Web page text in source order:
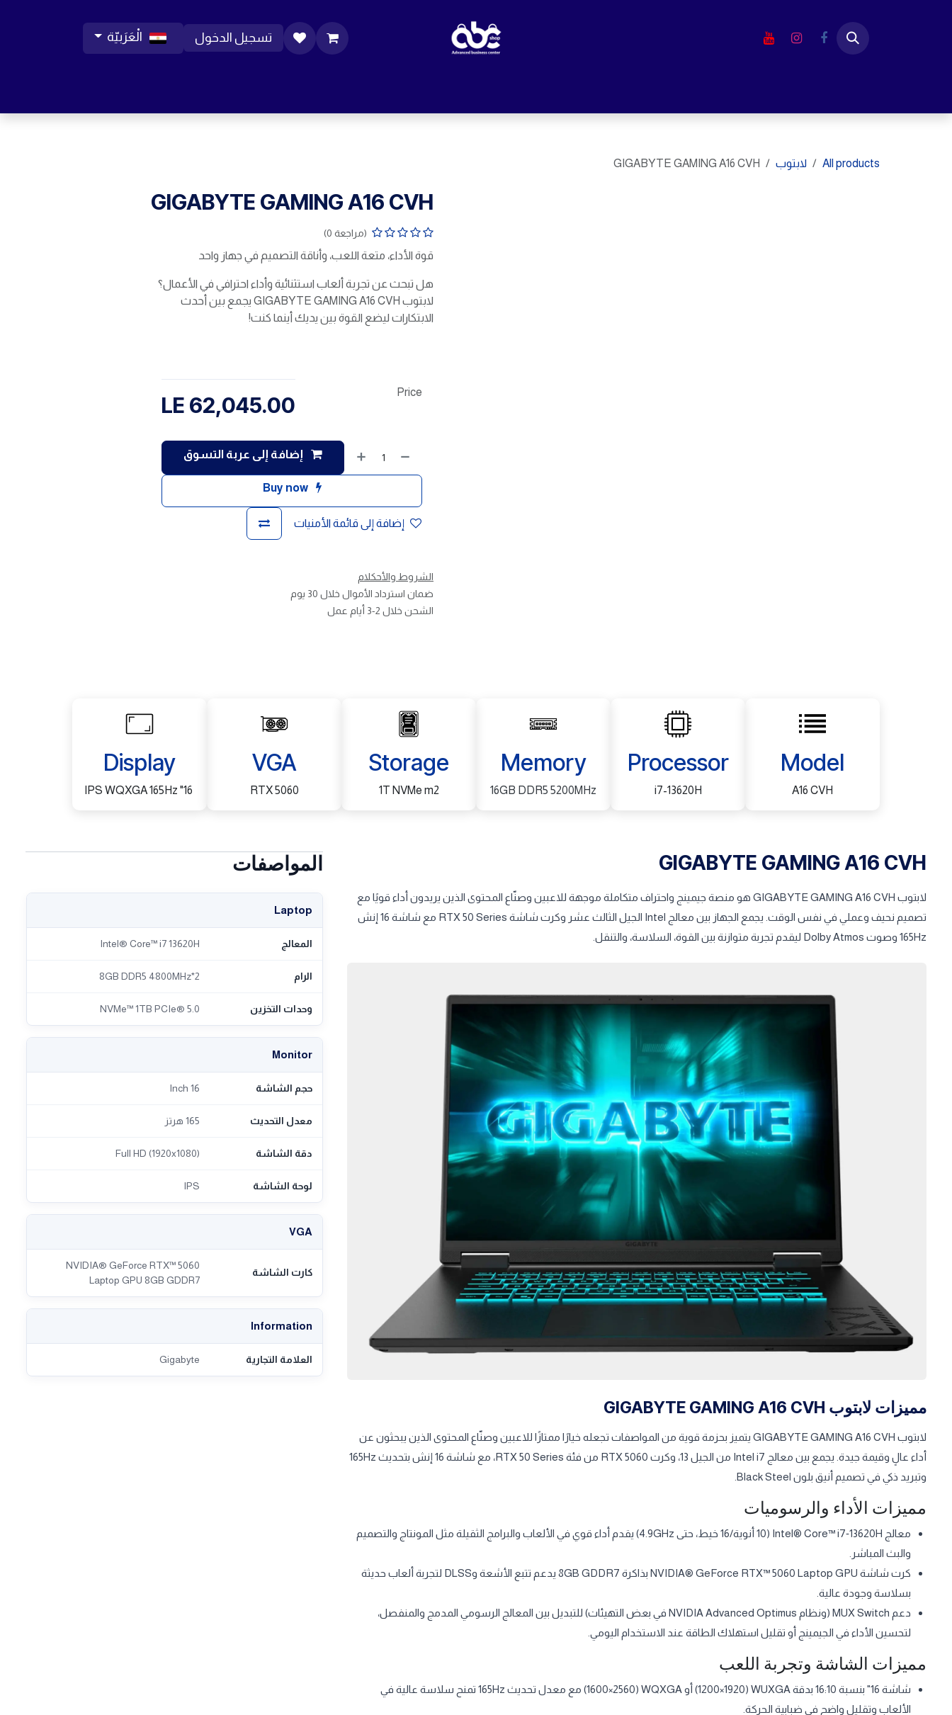
تسجيل الدخول الْعَرَبيّة
All products لابتوب GIGABYTE GAMING A16 CVH
GIGABYTE GAMING A16 CVH
(مراجعة 0)
قوة الأداء، متعة اللعب، وأناقة التصميم في جهاز واحد
هل تبحث عن تجربة ألعاب استثنائية وأداء احترافي في الأعمال؟
لابتوب GIGABYTE GAMING A16 CVH يجمع بين أحدث
الابتكارات ليضع القوة بين يديك أينما كنت!
إضافة إلى عربة التسوق
Buy now
إضافة إلى قائمة الأمنيات
Price
62,045.00
الشروط والأحكلام
ضمان استرداد الأموال خلال 30 يوم
الشحن خلال 2-3 أيام عمل
Model
A16 CVH
Processor
i7-13620H
Memory
16GB DDR5 5200MHz
Storage
1T NVMe m2
VGA
RTX 5060
Display
GIGABYTE GAMING A16 CVH
لابتوب GIGABYTE GAMING A16 CVH هو منصة جيمينج واحتراف متكاملة موجهة للاعبين وصنّاع المحتوى الذين يريدون أداء قويًا مع
تصميم نحيف وعملي في نفس الوقت. يجمع الجهاز بين معالج Intel الجيل الثالث عشر وكرت شاشة RTX 50 Series مع شاشة 16 إنش
165Hz وصوت Dolby Atmos ليقدم تجربة متوازنة بين القوة، السلاسة، والتنقل.​
مميزات لابتوب GIGABYTE GAMING A16 CVH
لابتوب GIGABYTE GAMING A16 CVH يتميز بحزمة قوية من المواصفات تجعله خيارًا ممتازًا للاعبين وصنّاع المحتوى الذين يبحثون عن
أداء عالٍ وقيمة جيدة. يجمع بين معالج Intel i7 من الجيل 13، وكرت RTX 5060 من فئة RTX 50 Series، مع شاشة 16 إنش بتحديث 165Hz
وتبريد ذكي في تصميم أنيق بلون Black Steel.​
مميزات الأداء والرسوميات
معالج Intel® Core™ i7‑13620H (10 أنوية/16 خيط، حتى 4.9GHz) يقدم أداء قوي في الألعاب والبرامج الثقيلة مثل المونتاج والتصميم
والبث المباشر.​
كرت شاشة NVIDIA® GeForce RTX™ 5060 Laptop GPU بذاكرة 8GB GDDR7 يدعم تتبع الأشعة وDLSS لتجربة ألعاب حديثة
بسلاسة وجودة عالية.​
دعم MUX Switch (ونظام NVIDIA Advanced Optimus في بعض التهيئات) للتبديل بين المعالج الرسومي المدمج والمنفصل،
لتحسين الأداء في الجيمينج أو تقليل استهلاك الطاقة عند الاستخدام اليومي.​
مميزات الشاشة وتجربة اللعب
شاشة 16" بنسبة 16:10 بدقة WUXGA ‏(1920×1200) أو WQXGA ‏(2560×1600) مع معدل تحديث 165Hz تمنح سلاسة عالية في
الألعاب وتقليل واضح في ضبابية الحركة.​
المواصفات
Laptop
المعالج Intel® Core™ i7 13620H
الرام 2*8GB DDR5 4800MHz
وحدات التخزين NVMe™ 1TB PCIe® 5.0
Monitor
حجم الشاشة 16 Inch
معدل التحديث 165 هرتز
دقة الشاشة Full HD (1920x1080)
لوحة الشاشة IPS
VGA
كارت الشاشة
NVIDIA® GeForce RTX™ 5060
Laptop GPU 8GB GDDR7
Information
العلامة التجارية Gigabyte